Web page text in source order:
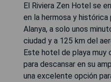
El Riviera Zen Hotel se
en la hermosa y
Alanya, a solo unos
ciudad y a 125 km del
Este hotel de playa
para descansar en su
una excelente opción